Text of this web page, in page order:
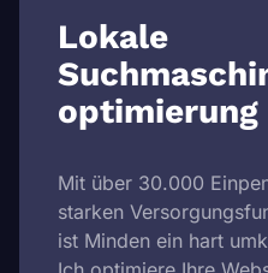
Lokale
optimierung
Mit über 30.000
starken
ist Minden ein hart